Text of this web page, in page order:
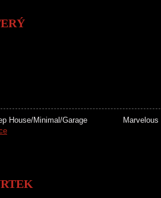
House/Minimal/Garage Marvelous